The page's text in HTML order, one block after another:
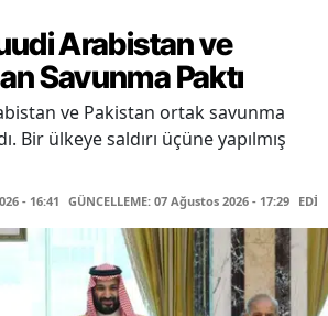
Arabistan ve
Savunma Paktı
ve Pakistan ortak savunma
Bir ülkeye saldırı üçüne yapılmış
- 16:41 GÜNCELLEME: 07 Ağustos 2026 - 17:29